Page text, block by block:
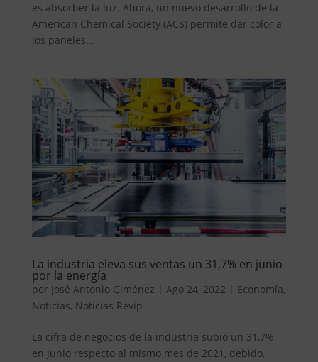
es absorber la luz. Ahora, un nuevo desarrollo de la
American Chemical Society (ACS) permite dar color a
los paneles...
La industria eleva sus ventas un 31,7% en junio
por la energía
por José Antonio Giménez | Ago 24, 2022 | Economía,
Noticias, Noticias Revip
La cifra de negocios de la industria subió un 31,7%
en junio respecto al mismo mes de 2021, debido,